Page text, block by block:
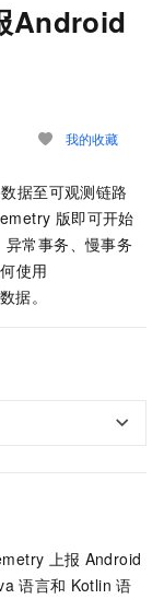
Android
我的收藏
据至可观测链路
版即可开始
常事务、慢事务
使用
据。
上报 Android
语言和 Kotlin 语